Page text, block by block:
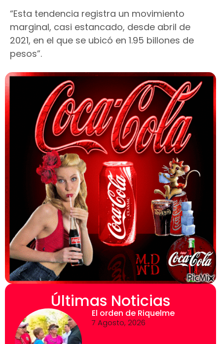
“Esta tendencia registra un movimiento
marginal, casi estancado, desde abril de
2021, en el que se ubicó en 1.95 billones de
pesos”.
Últimas Noticias
El orden de Riquelme
7 Agosto, 2026